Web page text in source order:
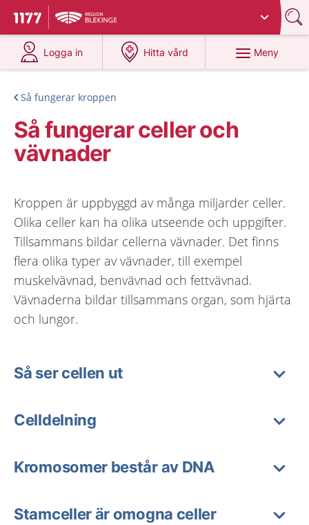
Till startsidan för 1177
Du har valt region
Logga in
på 1177.se
Hitta vård
på 1177.se
Meny
Så fungerar kroppen
Så fungerar celler och
vävnader
Kroppen är uppbyggd av många miljarder celler.
Olika celler kan ha olika utseende och uppgifter.
Tillsammans bildar cellerna vävnader. Det finns
flera olika typer av vävnader, till exempel
muskelvävnad, benvävnad och fettvävnad.
Vävnaderna bildar tillsammans organ, som hjärta
och lungor.
Så ser cellen ut
Celldelning
Kromosomer består av DNA
Stamceller är omogna celler